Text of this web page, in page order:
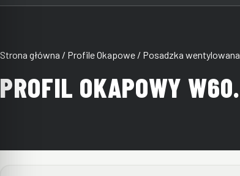
Strona główna / Profile Okapowe / Posadzka wentylowana
PROFIL OKAPOWY W60.